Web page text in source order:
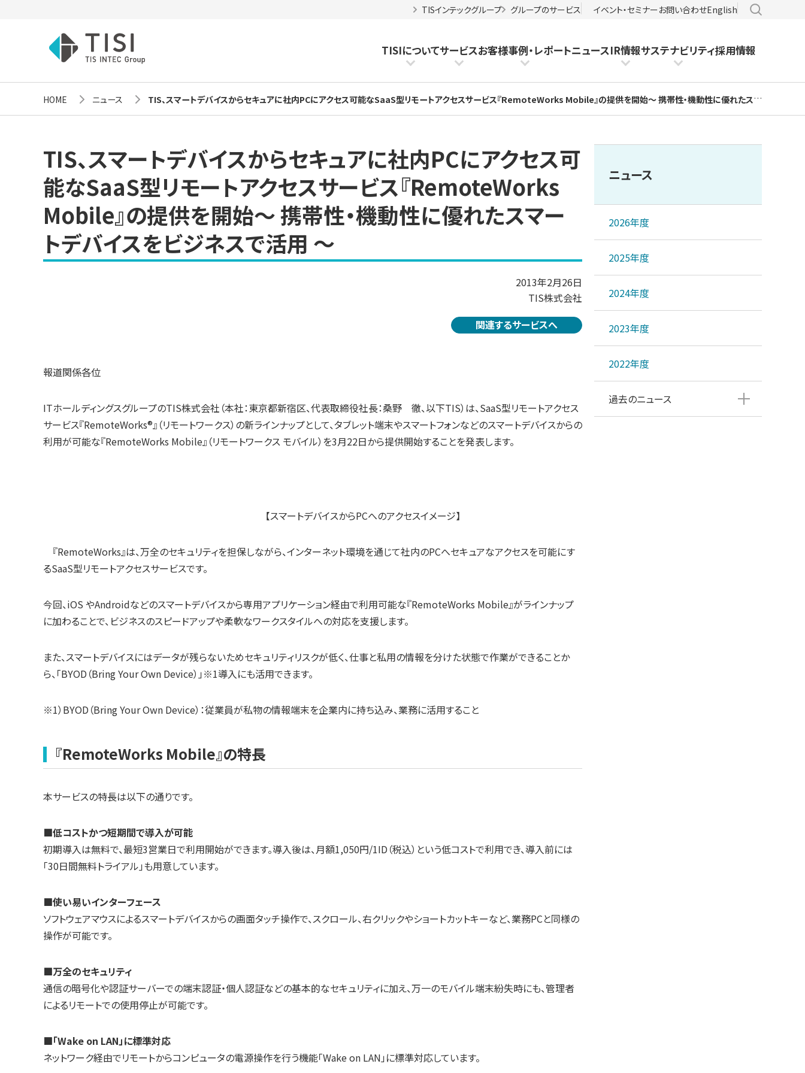
TISIについてサービスお客様事例・レポートニュースIR情報サステナビリティ採用情報
TISインテックグループ グループのサービス イベント・セミナーお問い合わせEnglish
HOME ニュース TIS、スマートデバイスからセキュアに社内PCにアクセス可能なSaaS型リモートアクセスサービス『RemoteWorks Mobile』の提供を開始～ 携帯性・機動性に優れたスマートデバイスをビジネスで活用 ～
TIS、スマートデバイスからセキュアに社内PCにアクセス可
能なSaaS型リモートアクセスサービス『RemoteWorks
Mobile』の提供を開始～ 携帯性・機動性に優れたスマー
トデバイスをビジネスで活用 ～
2013年2月26日
TIS株式会社
関連するサービスへ
報道関係各位
ITホールディングスグループのTIS株式会社（本社：東京都新宿区、代表取締役社長：桑野 徹、以下TIS）は、SaaS型リモートアクセス
サービス『RemoteWorks®』（リモートワークス）の新ラインナップとして、タブレット端末やスマートフォンなどのスマートデバイスからの
利用が可能な『RemoteWorks Mobile』（リモートワークス モバイル）を3月22日から提供開始することを発表します。
【スマートデバイスからPCへのアクセスイメージ】
『RemoteWorks』は、万全のセキュリティを担保しながら、インターネット環境を通じて社内のPCへセキュアなアクセスを可能にす
るSaaS型リモートアクセスサービスです。
今回、iOS やAndroidなどのスマートデバイスから専用アプリケーション経由で利用可能な『RemoteWorks Mobile』がラインナップ
に加わることで、ビジネスのスピードアップや柔軟なワークスタイルへの対応を支援します。
また、スマートデバイスにはデータが残らないためセキュリティリスクが低く、仕事と私用の情報を分けた状態で作業ができることか
ら、「BYOD（Bring Your Own Device）」※1導入にも活用できます。
※1）BYOD（Bring Your Own Device）：従業員が私物の情報端末を企業内に持ち込み、業務に活用すること
『RemoteWorks Mobile』の特長
本サービスの特長は以下の通りです。
■低コストかつ短期間で導入が可能
初期導入は無料で、最短3営業日で利用開始ができます。導入後は、月額1,050円/1ID（税込）という低コストで利用でき、導入前には
「30日間無料トライアル」も用意しています。
■使い易いインターフェース
ソフトウェアマウスによるスマートデバイスからの画面タッチ操作で、スクロール、右クリックやショートカットキーなど、業務PCと同様の
操作が可能です。
■万全のセキュリティ
通信の暗号化や認証サーバーでの端末認証・個人認証などの基本的なセキュリティに加え、万一のモバイル端末紛失時にも、管理者
によるリモートでの使用停止が可能です。
■「Wake on LAN」に標準対応
ネットワーク経由でリモートからコンピュータの電源操作を行う機能「Wake on LAN」に標準対応しています。
ニュース
2026年度
2025年度
2024年度
2023年度
2022年度
過去のニュース